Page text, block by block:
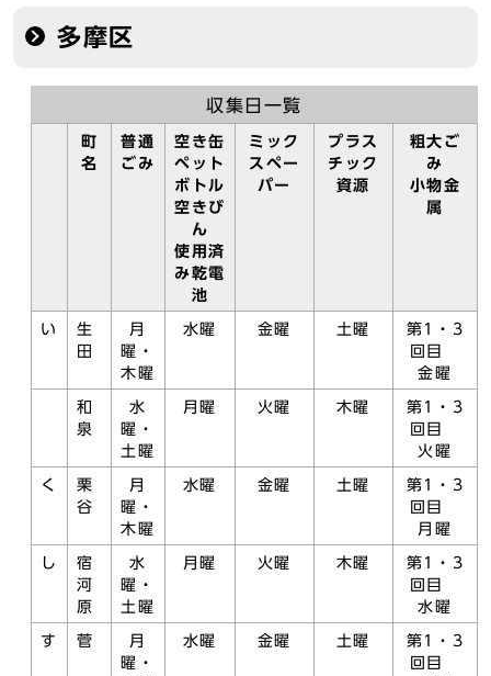
多摩区
収集日一覧
町
名
普通
ごみ
空き缶
ペット
ボトル
空きび
ん
使用済
み乾電
池
ミック
スペー
パー
プラス
チック
資源
粗大ご
み
小物金
属
い
生
田
月
曜・
木曜
水曜 金曜 土曜
第1・3
回目
金曜
和
泉
水
曜・
土曜
月曜 火曜 木曜
第1・3
回目
火曜
く
栗
谷
月
曜・
木曜
水曜 金曜 土曜
第1・3
回目
月曜
し
宿
河
原
水
曜・
土曜
月曜 火曜 木曜
第1・3
回目
水曜
す 菅
月
曜・
水曜 金曜 土曜
第1・3
回目